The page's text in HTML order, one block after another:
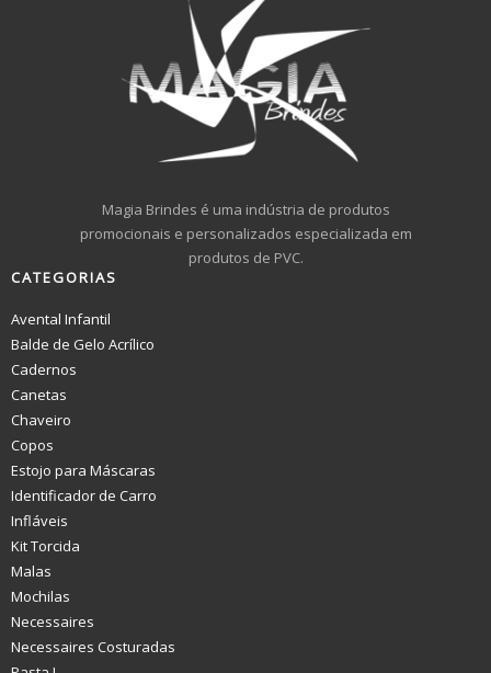
Magia Brindes é uma indústria de produtos
promocionais e personalizados especializada em
produtos de PVC.
CATEGORIAS
Avental Infantil
Balde de Gelo Acrílico
Cadernos
Canetas
Chaveiro
Copos
Estojo para Máscaras
Identificador de Carro
Infláveis
Kit Torcida
Malas
Mochilas
Necessaires
Necessaires Costuradas